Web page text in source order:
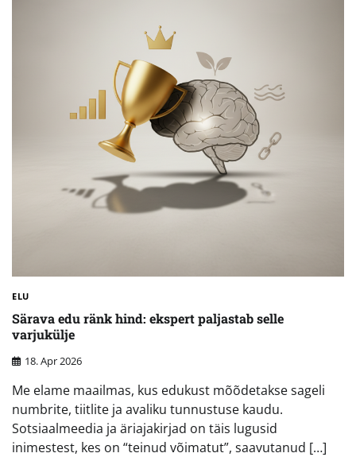
ELU
Särava edu ränk hind: ekspert paljastab selle
varjukülje
18. Apr 2026
Me elame maailmas, kus edukust mõõdetakse sageli
numbrite, tiitlite ja avaliku tunnustuse kaudu.
Sotsiaalmeedia ja äriajakirjad on täis lugusid
inimestest, kes on “teinud võimatut”, saavutanud […]